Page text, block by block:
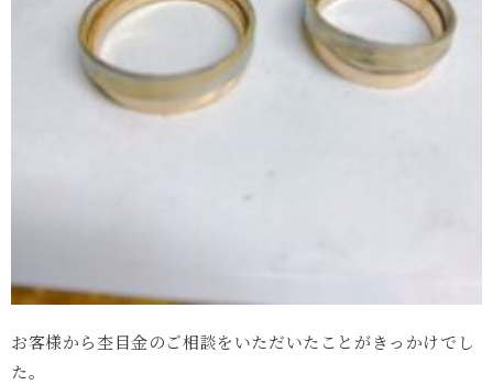
お客様から杢目金のご相談をいただいたことがきっかけでし
た。